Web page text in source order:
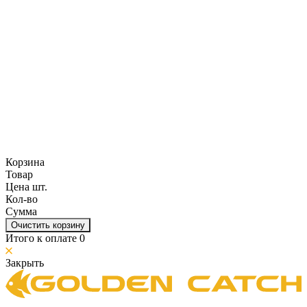
Корзина
Товар
Цена шт.
Кол-во
Сумма
Очистить корзину
Итого к оплате 0
Закрыть